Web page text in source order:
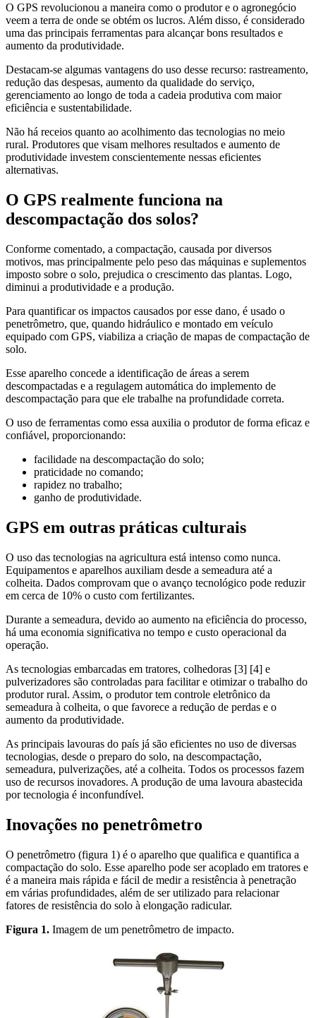
O GPS revolucionou a maneira como o produtor e o agronegócio
veem a terra de onde se obtém os lucros. Além disso, é considerado
uma das principais ferramentas para alcançar bons resultados e
aumento da produtividade.
Destacam-se algumas vantagens do uso desse recurso: rastreamento,
redução das despesas, aumento da qualidade do serviço,
gerenciamento ao longo de toda a cadeia produtiva com maior
eficiência e sustentabilidade.
Não há receios quanto ao acolhimento das tecnologias no meio
rural. Produtores que visam melhores resultados e aumento de
produtividade investem conscientemente nessas eficientes
alternativas.
O GPS realmente funciona na
descompactação dos solos?
Conforme comentado, a compactação, causada por diversos
motivos, mas principalmente pelo peso das máquinas e suplementos
imposto sobre o solo, prejudica o crescimento das plantas. Logo,
diminui a produtividade e a produção.
Para quantificar os impactos causados por esse dano, é usado o
penetrômetro, que, quando hidráulico e montado em veículo
equipado com GPS, viabiliza a criação de mapas de compactação de
solo.
Esse aparelho concede a identificação de áreas a serem
descompactadas e a regulagem automática do implemento de
descompactação para que ele trabalhe na profundidade correta.
O uso de ferramentas como essa auxilia o produtor de forma eficaz e
confiável, proporcionando:
facilidade na descompactação do solo;
praticidade no comando;
rapidez no trabalho;
ganho de produtividade.
GPS em outras práticas culturais
O uso das tecnologias na agricultura está intenso como nunca.
Equipamentos e aparelhos auxiliam desde a semeadura até a
colheita. Dados comprovam que o avanço tecnológico pode reduzir
em cerca de 10% o custo com fertilizantes.
Durante a semeadura, devido ao aumento na eficiência do processo,
há uma economia significativa no tempo e custo operacional da
operação.
As tecnologias embarcadas em tratores, colhedoras [3] [4] e
pulverizadores são controladas para facilitar e otimizar o trabalho do
produtor rural. Assim, o produtor tem controle eletrônico da
semeadura à colheita, o que favorece a redução de perdas e o
aumento da produtividade.
As principais lavouras do país já são eficientes no uso de diversas
tecnologias, desde o preparo do solo, na descompactação,
semeadura, pulverizações, até a colheita. Todos os processos fazem
uso de recursos inovadores. A produção de uma lavoura abastecida
por tecnologia é inconfundível.
Inovações no penetrômetro
O penetrômetro (figura 1) é o aparelho que qualifica e quantifica a
compactação do solo. Esse aparelho pode ser acoplado em tratores e
é a maneira mais rápida e fácil de medir a resistência à penetração
em várias profundidades, além de ser utilizado para relacionar
fatores de resistência do solo à elongação radicular.
Figura 1. Imagem de um penetrômetro de impacto.